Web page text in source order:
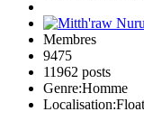
Membres
9475
11962 posts
Genre:Homme
Localisation: